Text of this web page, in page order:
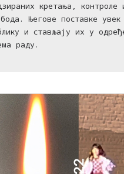
кретања, контроле
Његове поставке увек
и стављају их у
раду.